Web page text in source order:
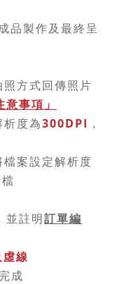
品製作及最終呈
方式回傳照片
意事項」
度為300DPI ，
案設定解析度
並註明訂單編
線
完成